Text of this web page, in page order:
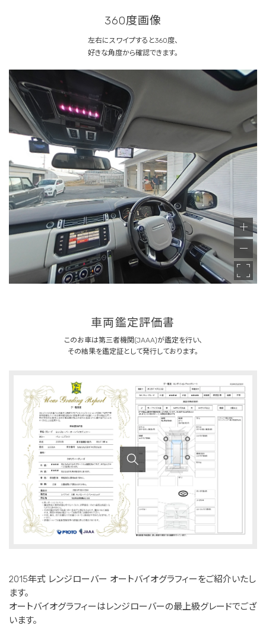
360度画像
左右にスワイプすると360度、
好きな角度から確認できます。
車両鑑定評価書
このお車は第三者機関(JAAA)が鑑定を行い、
その結果を鑑定証として発行しております。
2015年式 レンジローバー オートバイオグラフィーをご紹介いたし
ます。
オートバイオグラフィーはレンジローバーの最上級グレードでござ
います。